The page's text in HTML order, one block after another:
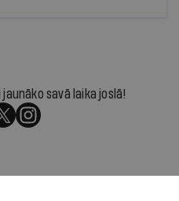
savā laika joslā!